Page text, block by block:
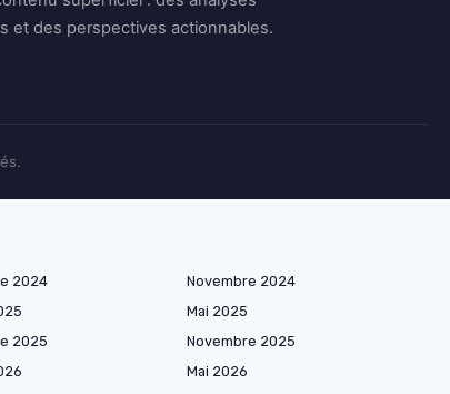
et des perspectives actionnables.
2024
Novembre 2024
Mai 2025
2025
Novembre 2025
Mai 2026